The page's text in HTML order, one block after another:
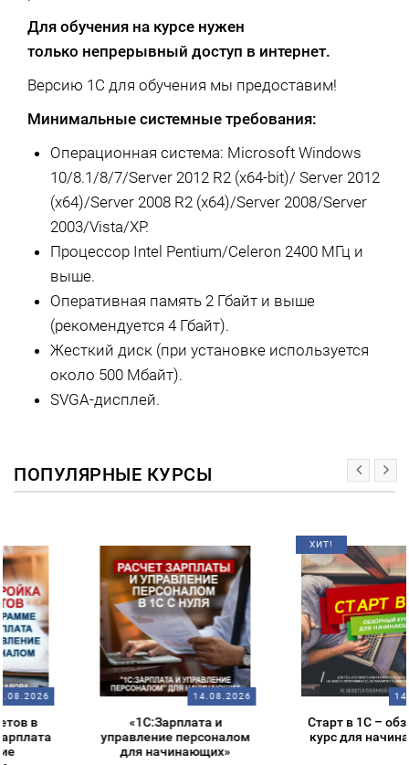
Для обучения на курсе нужен
только непрерывный доступ в интернет.
Версию 1С для обучения мы предоставим!
Минимальные системные требования:
Операционная система: Microsoft Windows
10/8.1/8/7/Server 2012 R2 (x64-bit)/ Server 2012
(x64)/Server 2008 R2 (x64)/Server 2008/Server
2003/Vista/XP.
Процессор Intel Pentium/Celeron 2400 МГц и
выше.
Оперативная память 2 Гбайт и выше
(рекомендуется 4 Гбайт).
Жесткий диск (при установке используется
около 500 Мбайт).
SVGA-дисплей.
ПОПУЛЯРНЫЕ КУРСЫ
14.08.2026
«1С:Зарплата и
управление персоналом
для начинающих»
ХИТ!
14.08.2026
Старт в 1С – обзорный
курс для начинающих